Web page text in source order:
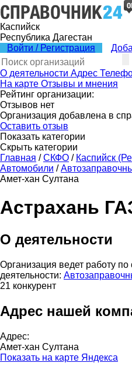
Каспийск
Республика Дагестан
Войти / Регистрация
О деятельности Адрес
На карте Отзывы и мнения
Рейтинг организации:
Отзывов нет
Организация добавлена в
Оставить отзыв
Показать категории
Скрыть категории
Главная / СКФО / Каспийск
Автомобили /
Амет-хан Султана
Астрахань
О деятельности
Организация ведет работу
деятельности:
21 конкурент
Адрес нашей
Адрес:
Амет-хан Султана
Показать на карте Яндекса